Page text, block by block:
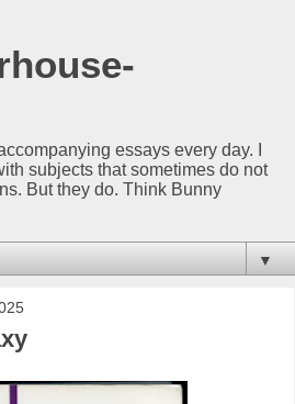
essays every day. I
subjects that sometimes do not
But they do. Think Bunny
▼